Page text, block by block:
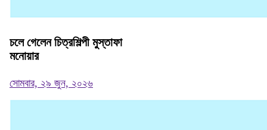
চলে গেলেন চিত্রশিল্পী মুস্তাফা
মনোয়ার
সোমবার, ২৯ জুন, ২০২৬